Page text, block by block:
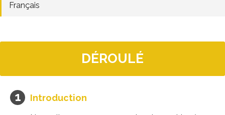
Français
DÉROULÉ
Introduction